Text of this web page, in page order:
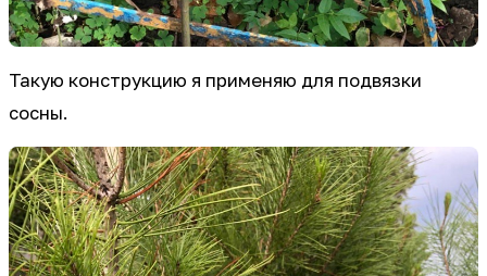
Такую конструкцию я применяю для подвязки
сосны.